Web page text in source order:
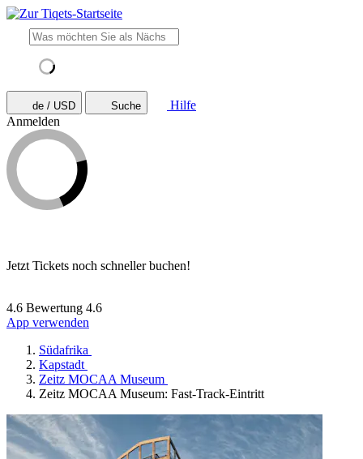
de / USD Suche
Hilfe
Anmelden
Jetzt Tickets noch schneller buchen!
4.6 Bewertung 4.6
App verwenden
Südafrika
Kapstadt
Zeitz MOCAA Museum
Zeitz MOCAA Museum: Fast-Track-Eintritt